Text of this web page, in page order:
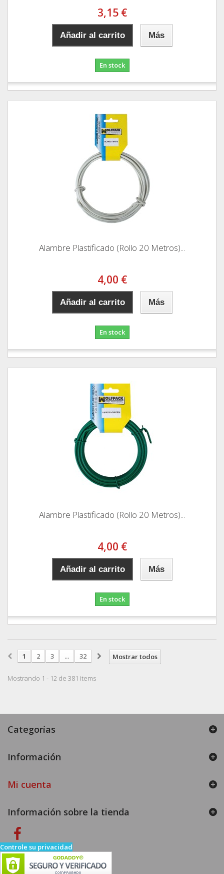
3,15 €
Añadir al carrito Más
En stock
Alambre Plastificado (Rollo 20 Metros)...
4,00 €
Añadir al carrito Más
En stock
Alambre Plastificado (Rollo 20 Metros)...
4,00 €
Añadir al carrito Más
En stock
Mostrar todos
1 2 3 ... 32
Mostrando 1 - 12 de 381 items
Categorías
Información
Mi cuenta
Información sobre la tienda
Controle su privacidad